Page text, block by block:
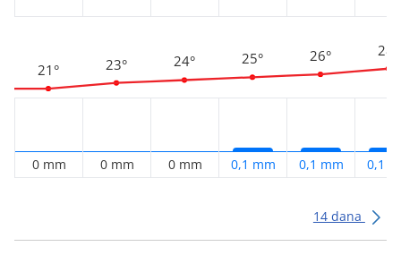
21°
0 mm
23°
0 mm
24°
0 mm
25°
0,1 mm
26°
0,1 mm
28°
0,1
14 dana